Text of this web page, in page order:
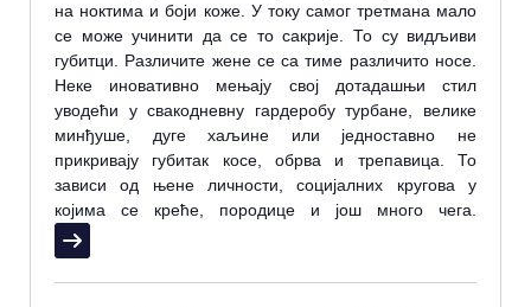
на ноктима и боји коже. У току самог третмана мало
се можеучинити дасе тосакрије. То су видљиви
губитци
Различите жене сесатиме различито носе.
Неке иновативно мењају свој дотадашњи
стил
уводећи у свакодневну гардеробу турбане, велике
минђуше, дугехаљине или једноставно не
прикривају губитак косе, обрва и трепавица. То
зависи од њене личности ,социјалних круговау
којима се креће, породице и још много чега.
Прочитај више